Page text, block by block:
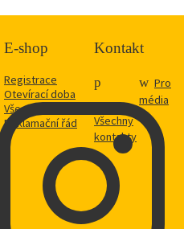
E-shop
Registrace
Otevírací doba
Vše o nákupu
Reklamační řád
Kontakt
Všechny
kontakty
Pro
média